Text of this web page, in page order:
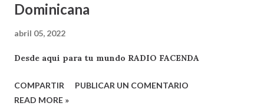
Dominicana
abril 05, 2022
Desde aqui para tu mundo RADIO FACENDA
COMPARTIR
PUBLICAR UN COMENTARIO
READ MORE »